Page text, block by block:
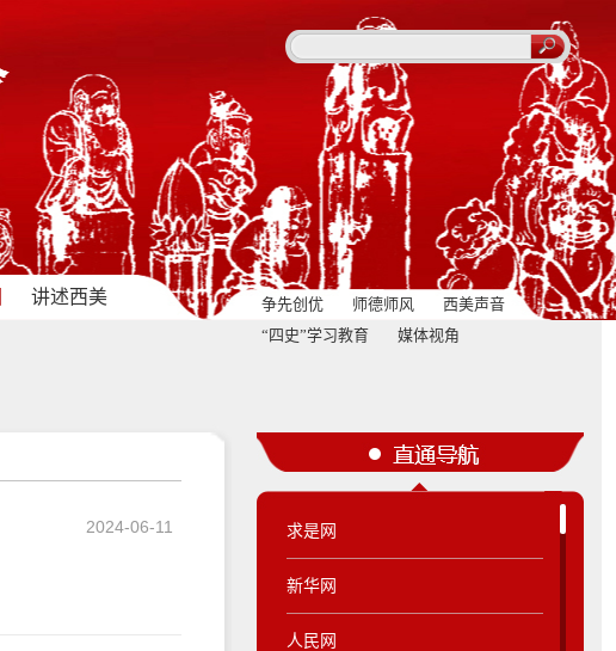
讲述西美 争先创优 师德师风
西美声音
“四史”学习教育
媒体视角
2024-06-11 求是网
新华网
人民网